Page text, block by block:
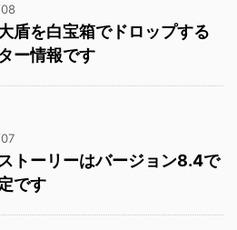
盾を白宝箱でドロップする
ー情報です
トーリーはバージョン8.4で
です